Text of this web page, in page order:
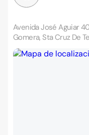
Avenida José Aguiar
Gomera, Sta Cruz De